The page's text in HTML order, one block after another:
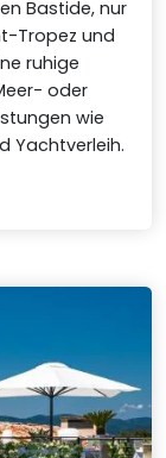
Bastide, nur
Tropez und
ruhige
oder
wie
Yachtverleih.